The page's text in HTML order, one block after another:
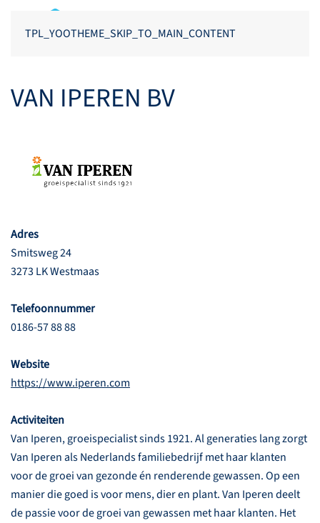
TPL_YOOTHEME_SKIP_TO_MAIN_CONTENT
VAN IPEREN BV
Adres
Smitsweg 24
3273 LK Westmaas
Telefoonnummer
0186-57 88 88
Website
https://www.iperen.com
Activiteiten
Van Iperen, groeispecialist sinds 1921. Al generaties lang zorgt
Van Iperen als Nederlands familiebedrijf met haar klanten
voor de groei van gezonde én renderende gewassen. Op een
manier die goed is voor mens, dier en plant. Van Iperen deelt
de passie voor de groei van gewassen met haar klanten. Het